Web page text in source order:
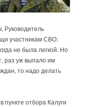
Руководитель
участникам СВО:
не была легкой. Но
раз уж выпало им
то надо делать
пункте отбора Калуги